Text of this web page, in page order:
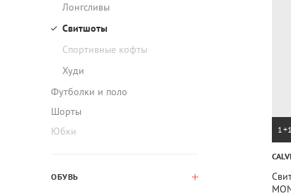
Лонгсливы
Свитшоты
Спортивные кофты
Худи
Футболки и поло
Шорты
Юбки
ОБУВЬ